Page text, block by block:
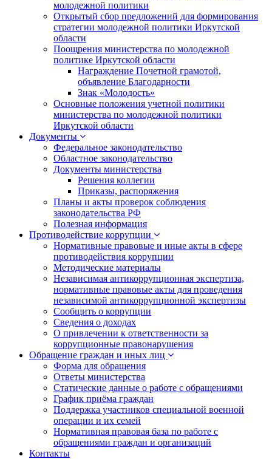
молодежной политики
Открытый сбор предложений для формирования
стратегии молодежной политики Иркутской
области
Поощрения министерства по молодежной
политике Иркутской области
Награждение Почетной грамотой,
объявление Благодарности
Знак «Молодость»
Основные положения учетной политики
министерства по молодежной политики
Иркутской области
Документы
Федеральное законодательство
Областное законодательство
Документы министерства
Решения коллегии
Приказы, распоряжения
Планы и акты проверок соблюдения
законодательства РФ
Полезная информация
Противодействие коррупции
Нормативные правовые и иные акты в сфере
противодействия коррупции
Методические материалы
Независимая антикоррупционная экспертиза,
нормативные правовые акты для проведения
независимой антикоррупционной экспертизы
Сообщить о коррупции
Сведения о доходах
О привлечении к ответственности за
коррупционные правонарушения
Обращение граждан и иных лиц
Форма для обращения
Ответы министерства
Статические данные о работе с обращениями
График приёма граждан
Поддержка участников специальной военной
операции и их семей
Нормативная правовая база по работе с
обращениями граждан и организаций
Контакты